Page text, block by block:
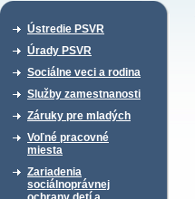
Ústredie PSVR
Úrady PSVR
Sociálne veci a rodina
Služby zamestnanosti
Záruky pre mladých
Voľné pracovné
miesta
Zariadenia
sociálnoprávnej